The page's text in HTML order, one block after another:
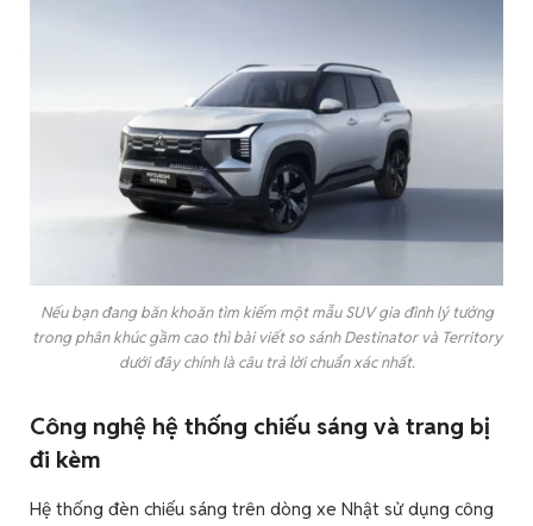
Nếu bạn đang băn khoăn tìm kiếm một mẫu SUV gia đình lý tưởng
trong phân khúc gầm cao thì bài viết so sánh Destinator và Territory
dưới đây chính là câu trả lời chuẩn xác nhất.
Công nghệ hệ thống chiếu sáng và trang bị
đi kèm
Hệ thống đèn chiếu sáng trên dòng xe Nhật sử dụng công